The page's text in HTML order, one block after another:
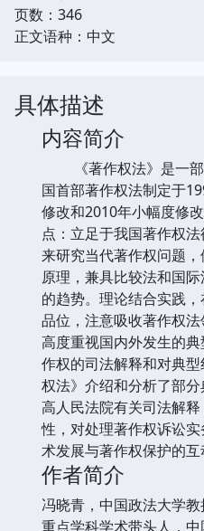
页数：346
正文语种：中文
具体描述
内容简介
《著作权法》是一部
国首部著作权法制定于
修改和2010年小幅度修
点：立足于我国著作权
来研究当代著作权问题
原理，兼具比较法和国
的趋势。理论结合实践
品位，注意吸收著作权
高度重视国内外发生的
作权的司法解释和对典
权法》介绍和分析了部
高人民法院有关司法解
性，对处理著作权诉讼
术发展与著作权保护的互
作者简介
冯晓青，中国政法大学
重点学科学术带头人，